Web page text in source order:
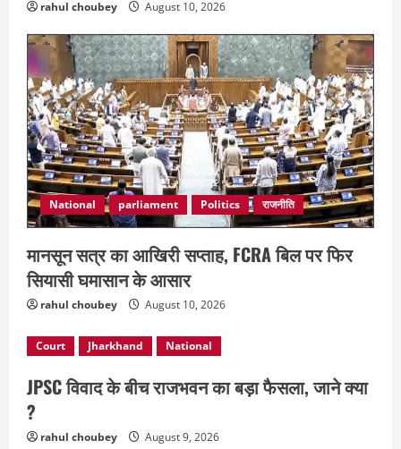
rahul choubey August 10, 2026
National parliament Politics राजनीति
मानसून सत्र का आखिरी सप्ताह, FCRA बिल पर फिर
सियासी घमासान के आसार
rahul choubey August 10, 2026
Court Jharkhand National
JPSC विवाद के बीच राजभवन का बड़ा फैसला, जाने क्या
?
rahul choubey August 9, 2026